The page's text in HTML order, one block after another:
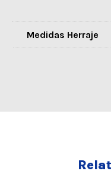
Medidas Herraje